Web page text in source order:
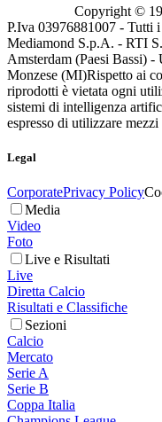
Copyright ©
P.Iva 03976881007 - Tutti
Mediamond S.p.A. - RTI
Amsterdam (Paesi Bassi)
Monzese (MI)Rispetto ai
riprodotti è vietata ogni
sistemi di intelligenza
espresso di utilizzare
Legal
CorporatePrivacy Policy
Media
Video
Foto
Live e Risultati
Live
Diretta Calcio
Risultati e Classifiche
Sezioni
Calcio
Mercato
Serie A
Serie B
Coppa Italia